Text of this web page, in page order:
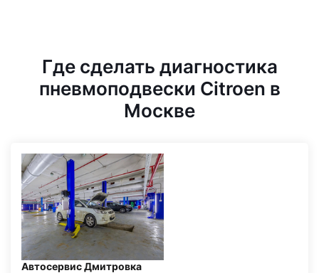
Где сделать диагностика
пневмоподвески Citroen в
Москве
Автосервис Дмитровка